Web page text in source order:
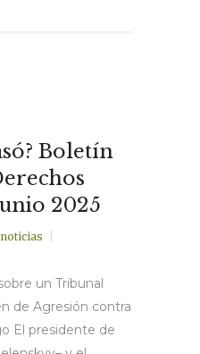
Boletín
2025
un Tribunal
de Agresión contra
El presidente de